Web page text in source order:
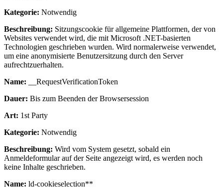
Kategorie: Notwendig
Beschreibung: Sitzungscookie für allgemeine Plattformen, der von
Websites verwendet wird, die mit Microsoft .NET-basierten
Technologien geschrieben wurden. Wird normalerweise verwendet,
um eine anonymisierte Benutzersitzung durch den Server
aufrechtzuerhalten.
Name: __RequestVerificationToken
Dauer: Bis zum Beenden der Browsersession
Art: 1st Party
Kategorie: Notwendig
Beschreibung: Wird vom System gesetzt, sobald ein
Anmeldeformular auf der Seite angezeigt wird, es werden noch
keine Inhalte geschrieben.
Name: ld-cookieselection**